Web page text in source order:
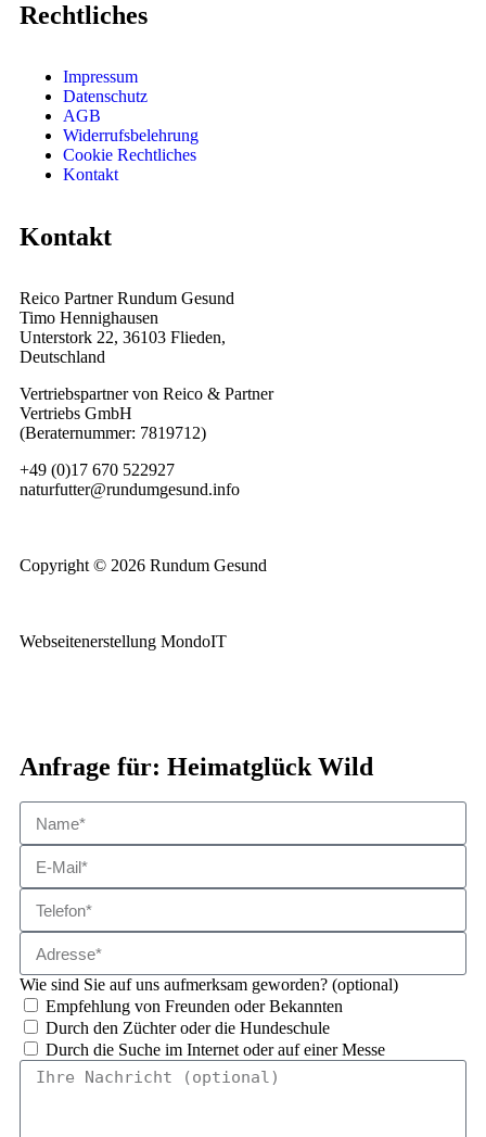
Rechtliches
Impressum
Datenschutz
AGB
Widerrufsbelehrung
Cookie Rechtliches
Kontakt
Kontakt
Reico Partner Rundum Gesund
Timo Hennighausen
Unterstork 22, 36103 Flieden,
Deutschland
Vertriebspartner von Reico & Partner
Vertriebs GmbH
(Beraternummer: 7819712)
+49 (0)17 670 522927
naturfutter@rundumgesund.info
Copyright © 2026 Rundum Gesund
Webseitenerstellung MondoIT
Anfrage für: Heimatglück Wild
Wie sind Sie auf uns aufmerksam geworden? (optional)
Empfehlung von Freunden oder Bekannten
Durch den Züchter oder die Hundeschule
Durch die Suche im Internet oder auf einer Messe